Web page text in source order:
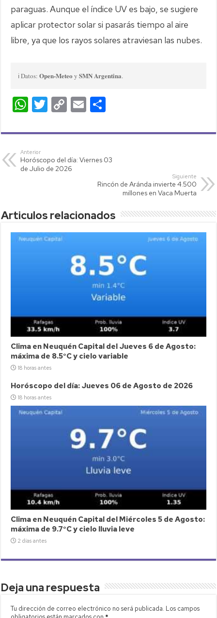
paraguas. Aunque el índice UV es bajo, se sugiere
aplicar protector solar si pasarás tiempo al aire
libre, ya que los rayos solares atraviesan las nubes.
ℹ️ Datos:Open-Meteo ySMN Argentina.
W
at
s
A
T
tt
C
p
Li
E
ail m
ar
tir
Anterior
Horóscopo del día: Viernes 03
de Julio de 2026
Siguiente
Rincón de Aránda invierte 4.500
millones en Vaca Muerta
Articulos relacionados
Clima en Neuquén Capital del Jueves 6 de Agosto:
máxima de 8.5°C y cielo variable
18 horas antes
Horóscopo del día: Jueves 06 de Agosto de 2026
18 horas antes
Clima en Neuquén Capital del Miércoles 5 de Agosto:
máxima de 9.7°C y cielo lluvia leve
2 días antes
Deja una respuesta
Tu dirección de correo electrónico no será publicada. Los campos